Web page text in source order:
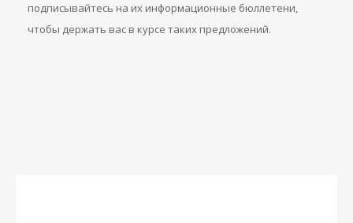
подписывайтесь на их информационные бюллетени,
чтобы держать вас в курсе таких предложений.